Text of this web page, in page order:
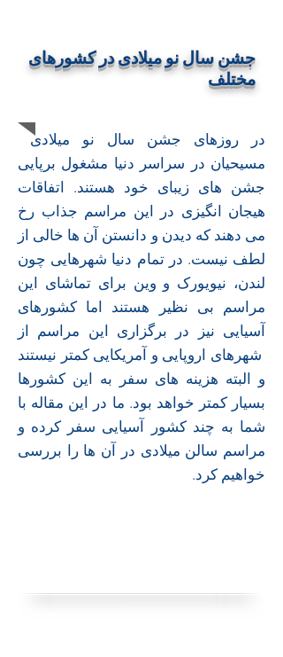
در روزهای جشن سال نو میلادی
مسیحیان در سراسر دنیا مشغول برپایی
جشن های زیبای خود هستند. اتفاقات
هیجان انگیزی در این مراسم جذاب رخ
می دهند که دیدن و دانستن آن ها خالی از
لطف نیست. در تمام دنیا شهرهایی چون
لندن، نیویورک و وین برای تماشای این
مراسم بی نظیر هستند اما کشورهای
آسیایی نیز در برگزاری این مراسم از
شهرهای اروپایی و آمریکایی کمتر نیستند
و البته هزینه های سفر به این کشورها
بسیار کمتر خواهد بود. ما در این مقاله با
شما به چند کشور آسیایی سفر کرده و
مراسم سالن میلادی در آن ها را بررسی
خواهیم کرد.
جشن سال نو میلادی در کشورهای
مختلف